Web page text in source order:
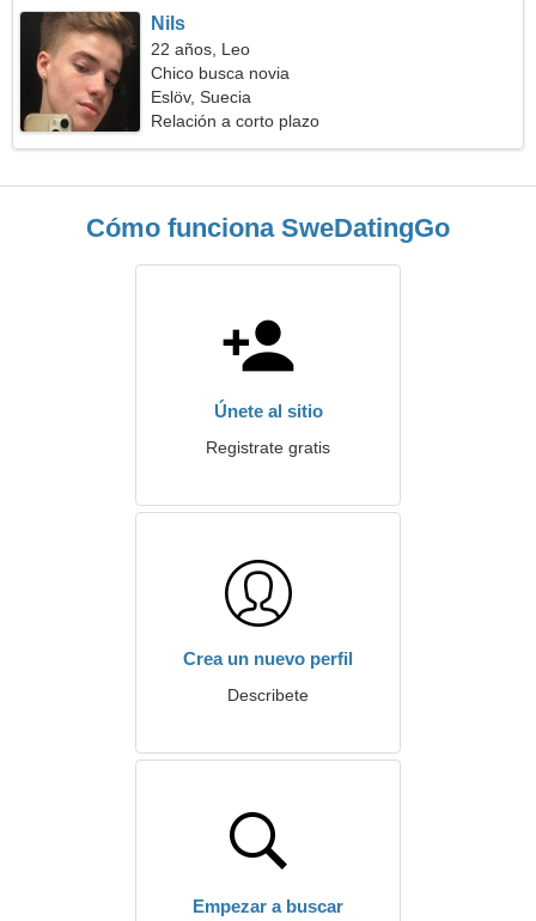
Nils
22 años, Leo
Chico busca novia
Eslöv, Suecia
Relación a corto plazo
Cómo funciona SweDatingGo
Únete al sitio
Registrate gratis
Crea un nuevo perfil
Describete
Empezar a buscar